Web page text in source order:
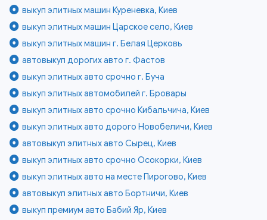
выкуп элитных машин Куреневка, Киев
выкуп элитных машин Царское село, Киев
выкуп элитных машин г. Белая Церковь
автовыкуп дорогих авто г. Фастов
выкуп элитных авто срочно г. Буча
выкуп элитных автомобилей г. Бровары
выкуп элитных авто срочно Кибальчича, Киев
выкуп элитных авто дорого Новобеличи, Киев
автовыкуп элитных авто Сырец, Киев
выкуп элитных авто срочно Осокорки, Киев
выкуп элитных авто на месте Пирогово, Киев
автовыкуп элитных авто Бортничи, Киев
выкуп премиум авто Бабий Яр, Киев